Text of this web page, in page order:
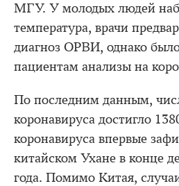
МГУ. У молодых людей
температура, врачи
диагноз ОРВИ, однако
пациентам анализы на
По последним данным,
коронавируса достигло
коронавируса впервые
китайском Ухане в конце
года. Помимо Китая,